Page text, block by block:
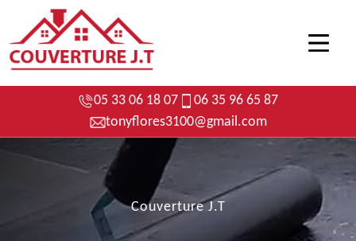
05 33 06 18 07
06 35 96 65 87
tonyflores3100@gmail.com
Couverture J.T